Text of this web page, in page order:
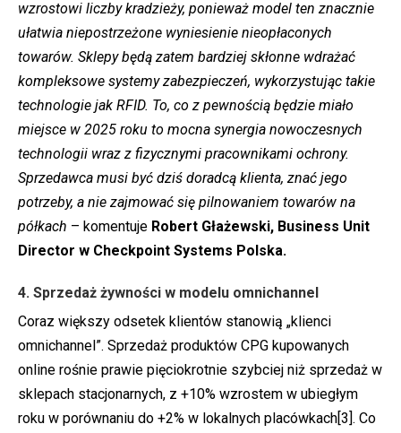
wzrostowi liczby kradzieży, ponieważ model ten znacznie
ułatwia niepostrzeżone wyniesienie nieopłaconych
towarów. Sklepy będą zatem bardziej skłonne wdrażać
kompleksowe systemy zabezpieczeń, wykorzystując takie
technologie jak RFID. To, co z pewnością będzie miało
miejsce w 2025 roku to mocna synergia nowoczesnych
technologii wraz z fizycznymi pracownikami ochrony.
Sprzedawca musi być dziś doradcą klienta, znać jego
potrzeby, a nie zajmować się pilnowaniem towarów na
półkach – komentuje Robert Głażewski, Business Unit
Director w Checkpoint Systems Polska.
4. Sprzedaż żywności w modelu omnichannel
Coraz większy odsetek klientów stanowią „klienci
omnichannel”. Sprzedaż produktów CPG kupowanych
online rośnie prawie pięciokrotnie szybciej niż sprzedaż w
sklepach stacjonarnych, z +10% wzrostem w ubiegłym
roku w porównaniu do +2% w lokalnych placówkach[3]. Co